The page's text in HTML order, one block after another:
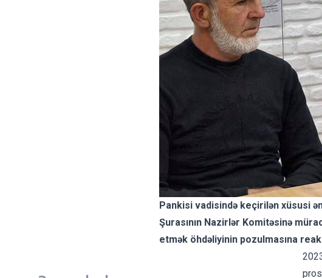
Pankisi vadisində keçirilən xüsusi
Şurasının Nazirlər Komitəsinə
etmək öhdəliyinin pozulmasına